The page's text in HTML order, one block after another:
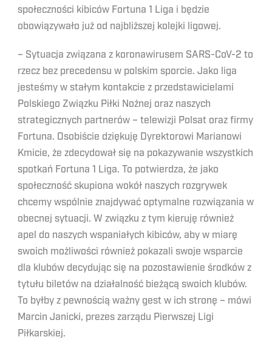
społeczności kibiców Fortuna 1 Liga i będzie
obowiązywało już od najbliższej kolejki ligowej.
– Sytuacja związana z koronawirusem SARS-CoV-2 to
rzecz bez precedensu w polskim sporcie. Jako liga
jesteśmy w stałym kontakcie z przedstawicielami
Polskiego Związku Piłki Nożnej oraz naszych
strategicznych partnerów – telewizji Polsat oraz firmy
Fortuna. Osobiście dziękuję Dyrektorowi Marianowi
Kmicie, że zdecydował się na pokazywanie wszystkich
spotkań Fortuna 1 Liga. To potwierdza, że jako
społeczność skupiona wokół naszych rozgrywek
chcemy wspólnie znajdywać optymalne rozwiązania w
obecnej sytuacji. W związku z tym kieruję również
apel do naszych wspaniałych kibiców, aby w miarę
swoich możliwości również pokazali swoje wsparcie
dla klubów decydując się na pozostawienie środków z
tytułu biletów na działalność bieżącą swoich klubów.
To byłby z pewnością ważny gest w ich stronę – mówi
Marcin Janicki, prezes zarządu Pierwszej Ligi
Piłkarskiej.